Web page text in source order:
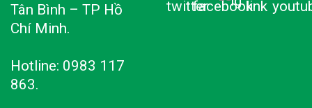
Tân Bình – TP Hồ
Chí Minh.
Hotline: 0983 117
863.